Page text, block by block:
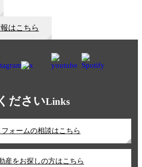
はこちら
ださいLinks
フォームの相談はこちら
産をお探しの方はこちら